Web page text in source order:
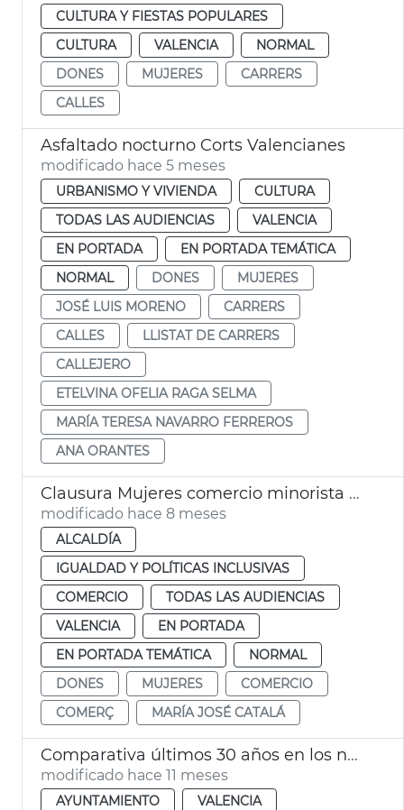
CULTURA Y FIESTAS POPULARES
CULTURA
VALENCIA
NORMAL
DONES
MUJERES
CARRERS
CALLES
Asfaltado nocturno Corts Valencianes
modificado hace 5 meses
URBANISMO Y VIVIENDA
CULTURA
TODAS LAS AUDIENCIAS
VALENCIA
EN PORTADA
EN PORTADA TEMÁTICA
NORMAL
DONES
MUJERES
JOSÉ LUIS MORENO
CARRERS
CALLES
LLISTAT DE CARRERS
CALLEJERO
ETELVINA OFELIA RAGA SELMA
MARÍA TERESA NAVARRO FERREROS
ANA ORANTES
Clausura Mujeres comercio minorista Women in Retail València
modificado hace 8 meses
ALCALDÍA
IGUALDAD Y POLÍTICAS INCLUSIVAS
COMERCIO
TODAS LAS AUDIENCIAS
VALENCIA
EN PORTADA
EN PORTADA TEMÁTICA
NORMAL
DONES
MUJERES
COMERCIO
COMERÇ
MARÍA JOSÉ CATALÁ
Comparativa últimos 30 años en los nombres más comunes entre la población valenciana
modificado hace 11 meses
AYUNTAMIENTO
VALENCIA